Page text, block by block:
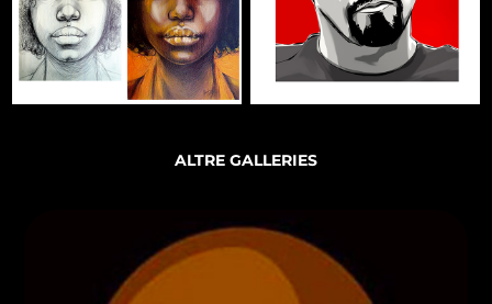
ALTRE GALLERIES